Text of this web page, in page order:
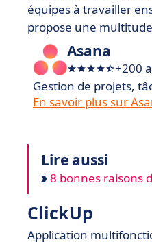
équipes à travailler
propose une
Asana
+200
Gestion de projets,
En savoir plus sur
Lire aussi
8 bonnes raisons
ClickUp
Application